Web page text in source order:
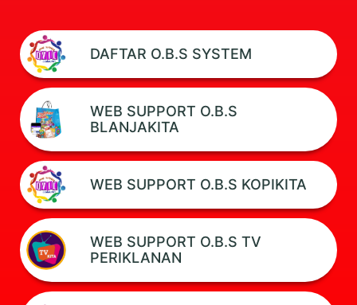
DAFTAR O.B.S SYSTEM
WEB SUPPORT O.B.S
BLANJAKITA
WEB SUPPORT O.B.S KOPIKITA
WEB SUPPORT O.B.S TV
PERIKLANAN